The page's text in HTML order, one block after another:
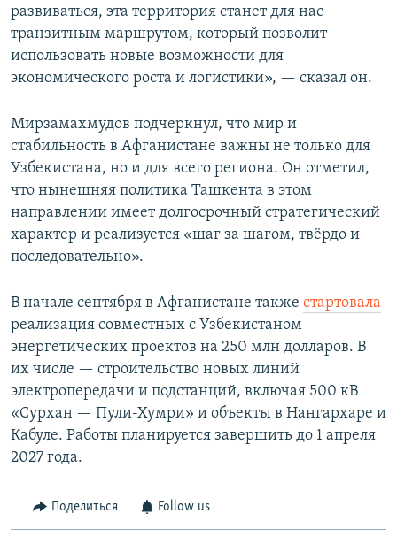
развиваться, эта территория станет для нас
транзитным маршрутом, который позволит
использовать новые возможности для
экономического роста и логистики», — сказал он.
Мирзамахмудов подчеркнул, что мир и
стабильность в Афганистане важны не только для
Узбекистана, но и для всего региона. Он отметил,
что нынешняя политика Ташкента в этом
направлении имеет долгосрочный стратегический
характер и реализуется «шаг за шагом, твёрдо и
последовательно».
В начале сентября в Афганистане также стартовала
реализация совместных с Узбекистаном
энергетических проектов на 250 млн долларов. В
их числе — строительство новых линий
электропередачи и подстанций, включая 500 кВ
«Сурхан — Пули-Хумри» и объекты в Нангархаре и
Кабуле. Работы планируется завершить до 1 апреля
2027 года.
Поделиться Follow us